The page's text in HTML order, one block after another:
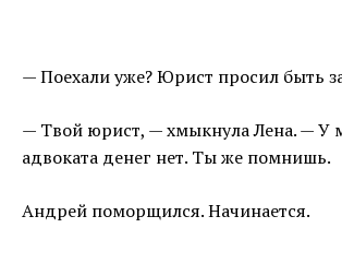
— Поехали уже? Юрист просил быть
— Твой юрист, — хмыкнула Лена. — У
адвоката денег нет. Ты же помнишь.
Андрей поморщился. Начинается.